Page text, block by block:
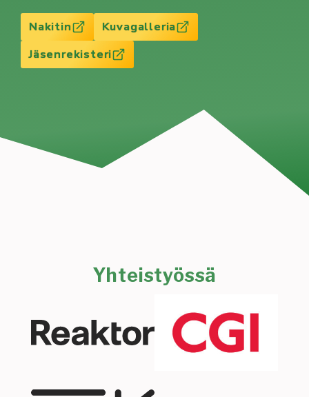
Nakitin
Kuvagalleria
Jäsenrekisteri
Yhteistyössä